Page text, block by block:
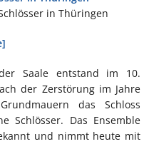
in Thüringen
Saale entstand im 10.
der Zerstörung im Jahre
das Schloss
Schlösser. Das Ensemble
und nimmt heute mit